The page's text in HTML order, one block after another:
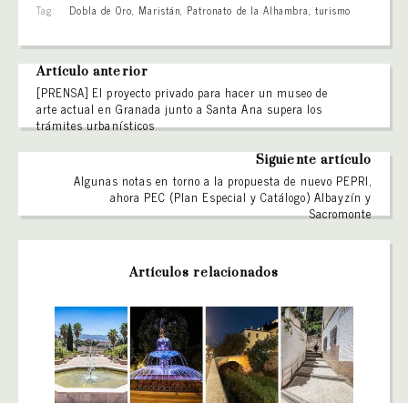
Tag: Dobla de Oro, Maristán, Patronato de la Alhambra,turismo
Artículo anterior
[PRENSA] El proyecto privado para hacer un museo de
arte actual en Granada junto a Santa Ana supera los
trámites urbanísticos
Siguiente artículo
Algunas notas en torno a la propuesta de nuevo PEPRI,
ahora PEC (Plan Especial y Catálogo) Albayzín y
Sacromonte
Artículos relacionados